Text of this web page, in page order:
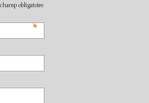
champ obligatoire
*